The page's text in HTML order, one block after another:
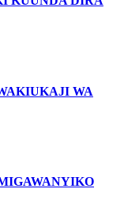
WA